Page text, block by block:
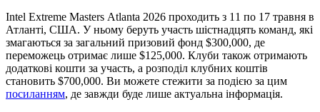
Intel Extreme Masters Atlanta 2026 проходить з 11 по 17 травня в
Атланті, США. У ньому беруть участь шістнадцять команд, які
змагаються за загальний призовий фонд $300,000, де
переможець отримає лише $125,000. Клуби також отримають
додаткові кошти за участь, а розподіл клубних коштів
становить $700,000. Ви можете стежити за подією за цим
посиланням, де завжди буде лише актуальна інформація.